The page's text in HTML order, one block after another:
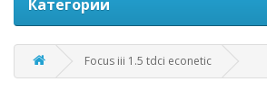
Категории
Focus iii 1.5 tdci econetic